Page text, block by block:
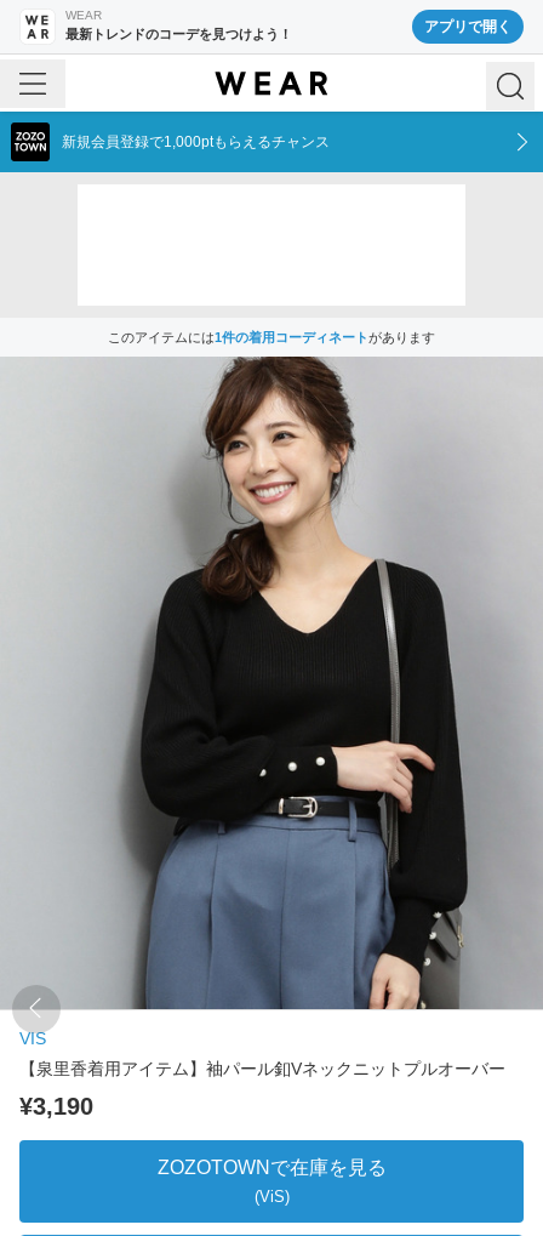
WEAR
最新トレンドのコーデを見つけよう！ アプリで開く
新規会員登録で1,000ptもらえるチャンス
このアイテムには1件の着用コーディネートがあります
VIS
【泉里香着用アイテム】袖パール釦Vネックニットプルオーバー
¥3,190
ZOZOTOWNで在庫を見る
(ViS)